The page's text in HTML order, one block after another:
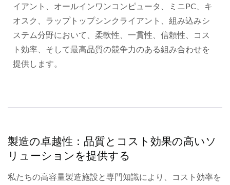
イアント、オールインワンコンピュータ、ミニPC、キ
オスク、ラップトップシンクライアント、組み込みシ
ステム分野において、柔軟性、一貫性、信頼性、コス
ト効率、そして最高品質の競争力のある組み合わせを
提供します。
製造の卓越性：品質とコスト効果の高いソ
リューションを提供する
私たちの高容量製造施設と専門知識により、コスト効率を